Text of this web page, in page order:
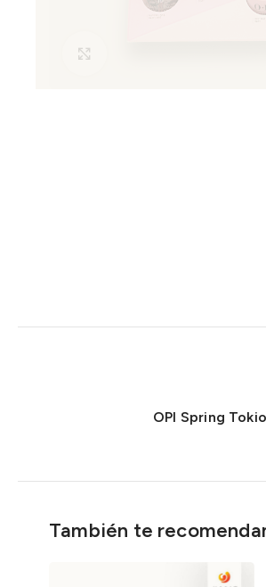
OPI Spring
También te